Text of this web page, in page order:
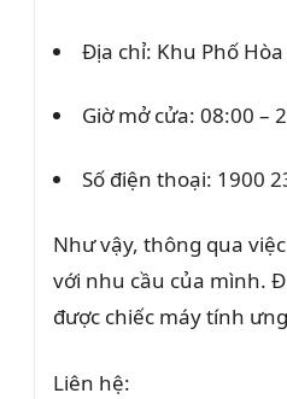
Địa chỉ: Khu Phố
Giờ mở cửa: 08:00 –
Số điện thoại: 1900
Như vậy, thông qua
với nhu cầu của mình.
được chiếc máy tính
Liên hệ: